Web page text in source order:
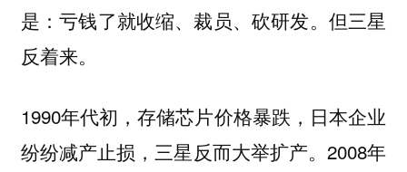
是：亏钱了就收缩、裁员、砍研发。但三星
反着来。
1990年代初，存储芯片价格暴跌，日本企业
纷纷减产止损，三星反而大举扩产。2008年